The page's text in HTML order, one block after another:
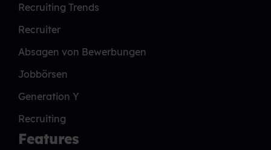
Recruiting Trends
Recruiter
Absagen von Bewerbungen
Jobbörsen
Generation Y
Recruiting
Features